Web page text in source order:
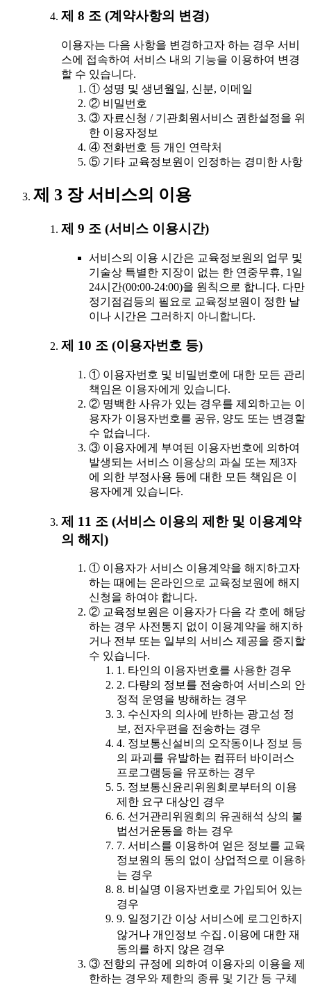
제 8 조 (계약사항의 변경)
이용자는 다음 사항을 변경하고자 하는 경우 서비
스에 접속하여 서비스 내의 기능을 이용하여 변경
할 수 있습니다.
① 성명 및 생년월일, 신분, 이메일
② 비밀번호
③ 자료신청 / 기관회원서비스 권한설정을 위
한 이용자정보
④ 전화번호 등 개인 연락처
⑤ 기타 교육정보원이 인정하는 경미한 사항
제 3 장 서비스의 이용
제 9 조 (서비스 이용시간)
서비스의 이용 시간은 교육정보원의 업무 및
기술상 특별한 지장이 없는 한 연중무휴, 1일
24시간(00:00-24:00)을 원칙으로 합니다. 다만
정기점검등의 필요로 교육정보원이 정한 날
이나 시간은 그러하지 아니합니다.
제 10 조 (이용자번호 등)
① 이용자번호 및 비밀번호에 대한 모든 관리
책임은 이용자에게 있습니다.
② 명백한 사유가 있는 경우를 제외하고는 이
용자가 이용자번호를 공유, 양도 또는 변경할
수 없습니다.
③ 이용자에게 부여된 이용자번호에 의하여
발생되는 서비스 이용상의 과실 또는 제3자
에 의한 부정사용 등에 대한 모든 책임은 이
용자에게 있습니다.
제 11 조 (서비스 이용의 제한 및 이용계약
의 해지)
① 이용자가 서비스 이용계약을 해지하고자
하는 때에는 온라인으로 교육정보원에 해지
신청을 하여야 합니다.
② 교육정보원은 이용자가 다음 각 호에 해당
하는 경우 사전통지 없이 이용계약을 해지하
거나 전부 또는 일부의 서비스 제공을 중지할
수 있습니다.
1. 타인의 이용자번호를 사용한 경우
2. 다량의 정보를 전송하여 서비스의 안
정적 운영을 방해하는 경우
3. 수신자의 의사에 반하는 광고성 정
보, 전자우편을 전송하는 경우
4. 정보통신설비의 오작동이나 정보 등
의 파괴를 유발하는 컴퓨터 바이러스
프로그램등을 유포하는 경우
5. 정보통신윤리위원회로부터의 이용
제한 요구 대상인 경우
6. 선거관리위원회의 유권해석 상의 불
법선거운동을 하는 경우
7. 서비스를 이용하여 얻은 정보를 교육
정보원의 동의 없이 상업적으로 이용하
는 경우
8. 비실명 이용자번호로 가입되어 있는
경우
9. 일정기간 이상 서비스에 로그인하지
않거나 개인정보 수집․이용에 대한 재
동의를 하지 않은 경우
③ 전항의 규정에 의하여 이용자의 이용을 제
한하는 경우와 제한의 종류 및 기간 등 구체